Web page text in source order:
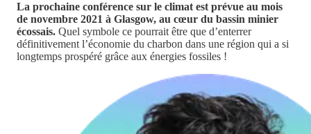
La prochaine conférence sur le climat est prévue au mois
de novembre 2021 à Glasgow, au cœur du bassin minier
écossais. Quel symbole ce pourrait être que d’enterrer
définitivement l’économie du charbon dans une région qui a si
longtemps prospéré grâce aux énergies fossiles !